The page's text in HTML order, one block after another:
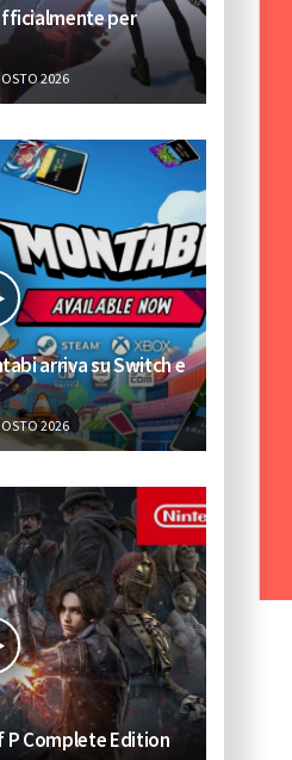
per
2026
arriva su Switch e
2026
P Complete Edition